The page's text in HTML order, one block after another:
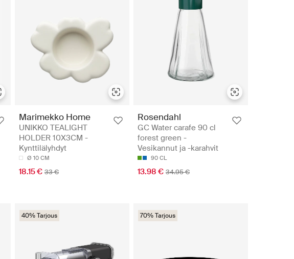
Marimekko Home
UNIKKO TEALIGHT
HOLDER 10X3CM -
Kynttilälyhdyt
Ø 10 CM
18.15 € 33 €
Rosendahl
GC Water carafe 90 cl
forest green -
Vesikannut ja -karahvit
90 CL
13.98 € 34.95 €
40% Tarjous 70% Tarjous